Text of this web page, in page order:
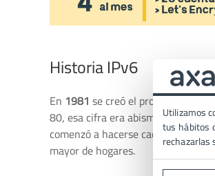
Historia IPv6
En 1981 se creó el protocoloIPv4,
80, esa cifra era abismal, muy por
comenzó a hacerse cada vez más
mayor de hogares.
Utilizamos
tus hábitos
rechazarlas